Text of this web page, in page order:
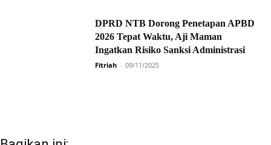
DPRD NTB Dorong Penetapan APBD
2026 Tepat Waktu, Aji Maman
Ingatkan Risiko Sanksi Administrasi
Fitriah - 09/11/2025